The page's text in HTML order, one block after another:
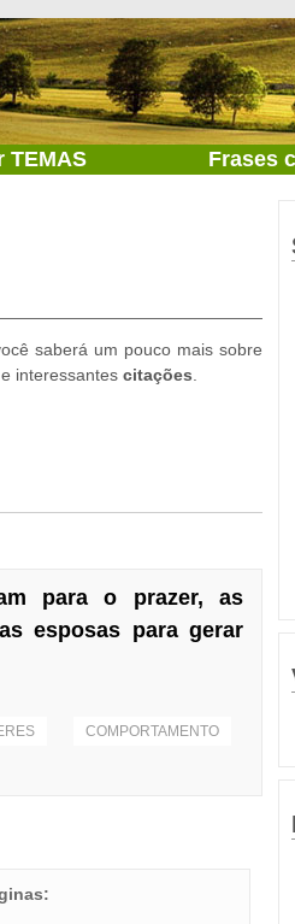
TEMAS Frases
saberá um pouco mais sobre
interessantes citações
para o prazer, as
esposas para gerar
COMPORTAMENTO